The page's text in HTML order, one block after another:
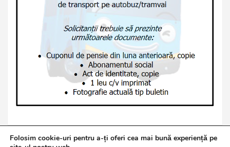
Folosim cookie-uri pentru a-ți oferi cea mai bună experiență pe